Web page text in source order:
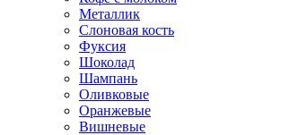
Металлик
Слоновая кость
Фуксия
Шоколад
Шампань
Оливковые
Оранжевые
Вишневые